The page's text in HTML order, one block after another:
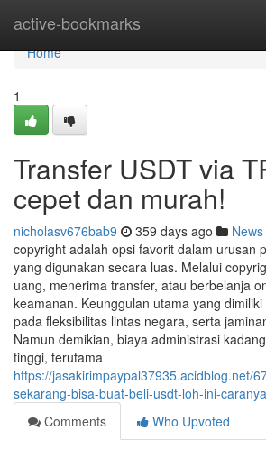
active-bookmarks
Home
Home
1
Transfer USDT via
cepet dan murah!
nicholasv676bab9 359 days ago News
copyright adalah opsi favorit dalam urusan
yang digunakan secara luas. Melalui
uang, menerima transfer, atau berbelanja
keamanan. Keunggulan utama yang
pada fleksibilitas lintas negara, serta
Namun demikian, biaya administrasi
tinggi, terutama
https://jasakirimpaypal37935.acidblog.net/
sekarang-bisa-buat-beli-usdt-loh-ini-caranya
Comments
Who Upvoted